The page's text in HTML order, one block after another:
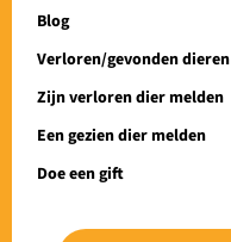
Blog
Verloren/gevonden dieren
Zijn verloren dier melden
Een gezien dier melden
Doe een gift